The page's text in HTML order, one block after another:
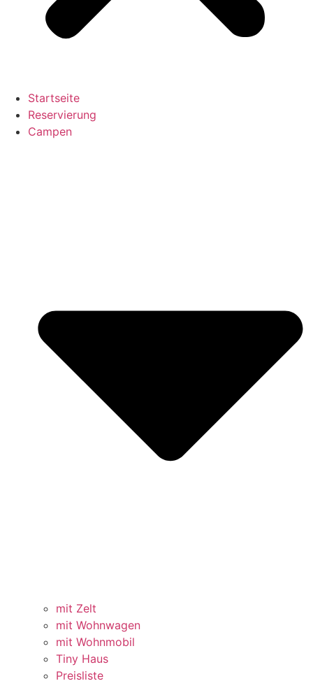
Startseite
Reservierung
Campen
mit Zelt
mit Wohnwagen
mit Wohnmobil
Tiny Haus
Preisliste